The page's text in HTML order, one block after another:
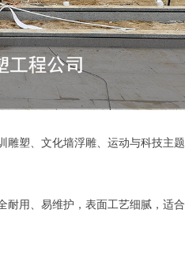
雕塑、文化墙浮雕、运动与科技主题
耐用、易维护，表面工艺细腻，适合